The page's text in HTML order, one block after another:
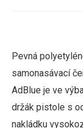
Pevná
samonasávací
AdBlue je ve
držák pistole s
nakládku